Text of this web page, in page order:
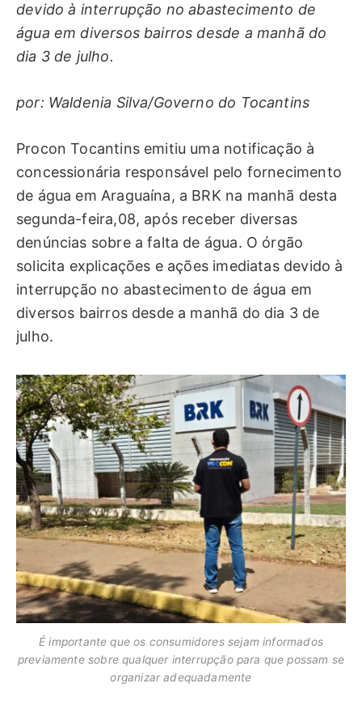
devido à interrupção no abastecimento de
água em diversos bairros desde a manhã do
dia 3 de julho.
por: Waldenia Silva/Governo do Tocantins
Procon Tocantins emitiu uma notificação à
concessionária responsável pelo fornecimento
de água em Araguaína, a BRK na manhã desta
segunda-feira,08, após receber diversas
denúncias sobre a falta de água. O órgão
solicita explicações e ações imediatas devido à
interrupção no abastecimento de água em
diversos bairros desde a manhã do dia 3 de
julho.
É importante que os consumidores sejam informados
previamente sobre qualquer interrupção para que possam se
organizar adequadamente